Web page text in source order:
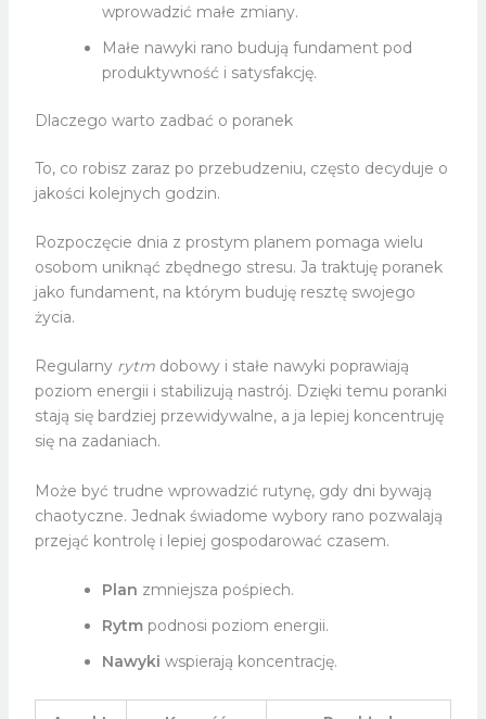
wprowadzić małe zmiany.
Małe nawyki rano budują fundament pod
produktywność i satysfakcję.
Dlaczego warto zadbać o poranek
To, co robisz zaraz po przebudzeniu, często decyduje o
jakości kolejnych godzin.
Rozpoczęcie dnia z prostym planem pomaga wielu
osobom uniknąć zbędnego stresu. Ja traktuję poranek
jako fundament, na którym buduję resztę swojego
życia.
Regularny rytmdobowy i stałe nawyki poprawiają
poziom energii i stabilizują nastrój. Dzięki temu poranki
stają się bardziej przewidywalne, a ja lepiej koncentruję
się na zadaniach.
Może być trudne wprowadzić rutynę, gdy dni bywają
chaotyczne. Jednak świadome wybory rano pozwalają
przejąć kontrolę i lepiej gospodarować czasem.
Plan zmniejsza pośpiech.
Rytmpodnosi poziom energii.
Nawyki wspierają koncentrację.